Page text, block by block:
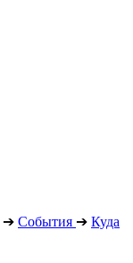
➔ События ➔ Куда